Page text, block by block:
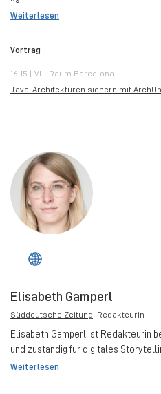
Weiterlesen
Vortrag
16:15 | VI - Raum Barcelona
Java-Architekturen sichern mit
Elisabeth Gamperl
Süddeutsche Zeitung, Redakteurin
Elisabeth Gamperl ist Redakteurin
und zuständig für digitales
Weiterlesen